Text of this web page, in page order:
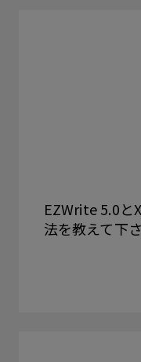
EZWrite 5.0と
法を教えて下